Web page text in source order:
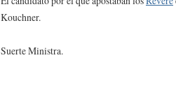
Kouchner.
Suerte Ministra.